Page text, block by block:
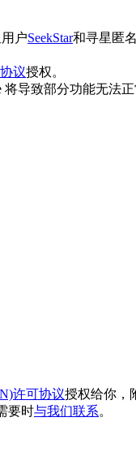
户SeekStar和​寻星匿
议授权。
导致部分功能无法
许可协议授权给你，
要时与我们联系。